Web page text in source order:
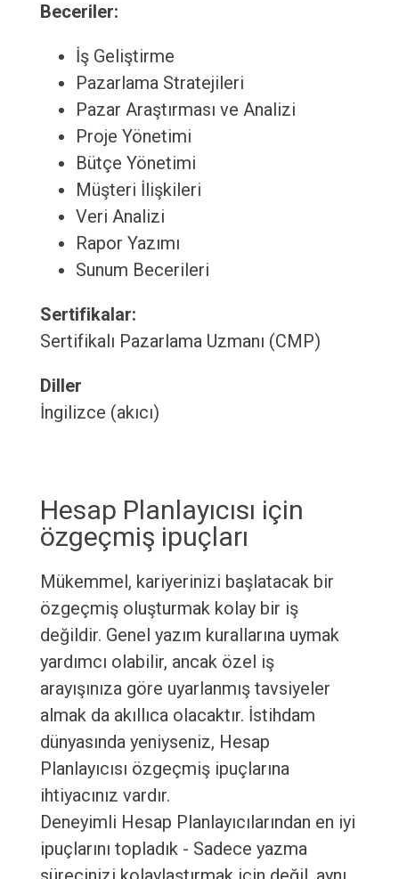
Beceriler:
İş Geliştirme
Pazarlama Stratejileri
Pazar Araştırması ve Analizi
Proje Yönetimi
Bütçe Yönetimi
Müşteri İlişkileri
Veri Analizi
Rapor Yazımı
Sunum Becerileri
Sertifikalar:
Sertifikalı Pazarlama Uzmanı (CMP)
Diller
İngilizce (akıcı)
Hesap Planlayıcısı için
özgeçmiş ipuçları
Mükemmel, kariyerinizi başlatacak bir
özgeçmiş oluşturmak kolay bir iş
değildir. Genel yazım kurallarına uymak
yardımcı olabilir, ancak özel iş
arayışınıza göre uyarlanmış tavsiyeler
almak da akıllıca olacaktır. İstihdam
dünyasında yeniyseniz, Hesap
Planlayıcısı özgeçmiş ipuçlarına
ihtiyacınız vardır.
Deneyimli Hesap Planlayıcılarından en iyi
ipuçlarını topladık - Sadece yazma